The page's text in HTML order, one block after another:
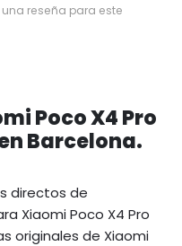
reseña para este
Poco X4 Pro
Barcelona.
directos de
Xiaomi Poco X4 Pro
originales de Xiaomi